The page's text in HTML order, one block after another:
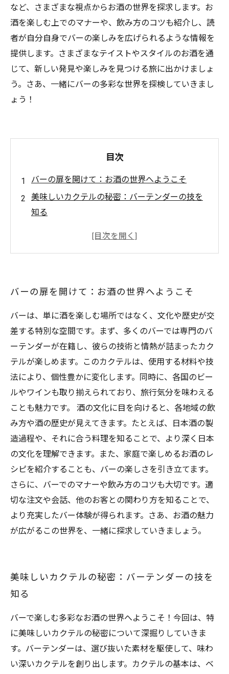
など、さまざまな視点からお酒の世界を探求します。お
酒を楽しむ上でのマナーや、飲み方のコツも紹介し、読
者が自分自身でバーの楽しみを広げられるような情報を
提供します。さまざまなテイストやスタイルのお酒を通
じて、新しい発見や楽しみを見つける旅に出かけましょ
う。さあ、一緒にバーの多彩な世界を探検していきまし
ょう！
目次
バーの扉を開けて：お酒の世界へようこそ
美味しいカクテルの秘密：バーテンダーの技を
知る
各国のビールを巡る旅：味わいの探求
バーの扉を開けて：お酒の世界へようこそ
バーは、単に酒を楽しむ場所ではなく、文化や歴史が交
差する特別な空間です。まず、多くのバーでは専門のバ
ーテンダーが在籍し、彼らの技術と情熱が詰まったカク
テルが楽しめます。このカクテルは、使用する材料や技
法により、個性豊かに変化します。同時に、各国のビー
ルやワインも取り揃えられており、旅行気分を味わえる
ことも魅力です。 酒の文化に目を向けると、各地域の飲
み方や酒の歴史が見えてきます。たとえば、日本酒の製
造過程や、それに合う料理を知ることで、より深く日本
の文化を理解できます。また、家庭で楽しめるお酒のレ
シピを紹介することも、バーの楽しさを引き立てます。
さらに、バーでのマナーや飲み方のコツも大切です。適
切な注文や会話、他のお客との関わり方を知ることで、
より充実したバー体験が得られます。さあ、お酒の魅力
が広がるこの世界を、一緒に探求していきましょう。
美味しいカクテルの秘密：バーテンダーの技を
知る
バーで楽しむ多彩なお酒の世界へようこそ！今回は、特
に美味しいカクテルの秘密について深掘りしていきま
す。バーテンダーは、選び抜いた素材を駆使して、味わ
い深いカクテルを創り出します。カクテルの基本は、ベ